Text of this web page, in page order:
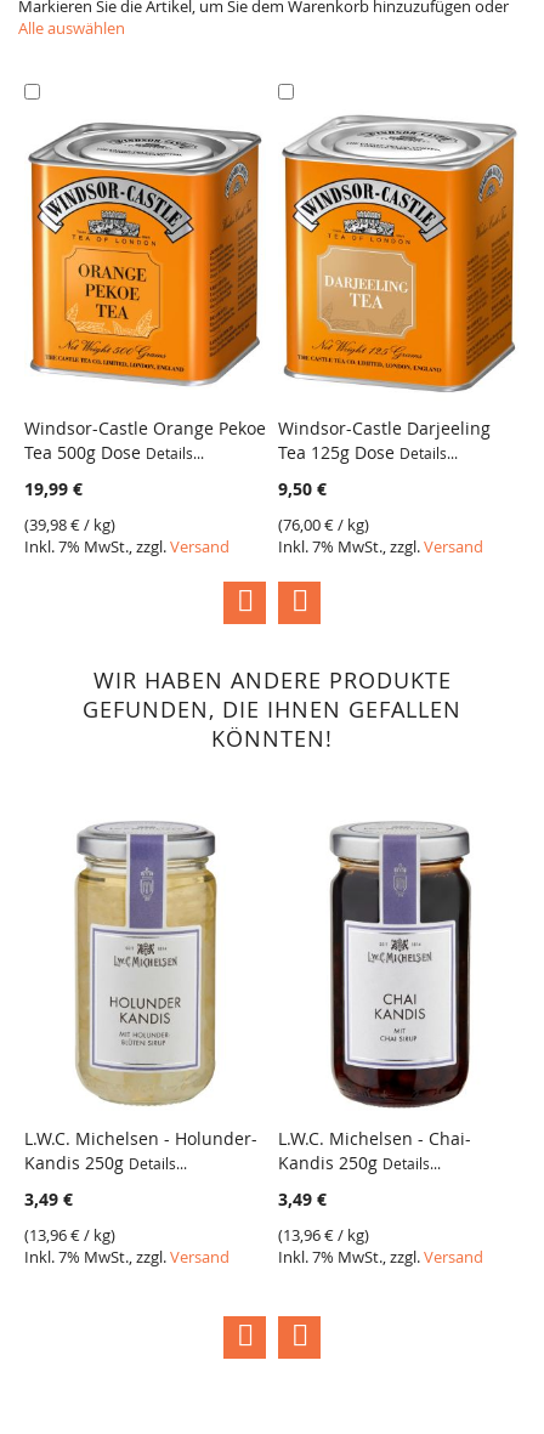
Markieren Sie die Artikel, um Sie dem Warenkorb hinzuzufügen oder
Alle auswählen
Warenkorb
VERGLEICH
Windsor-Castle Orange Pekoe
Tea 500g Dose Details...
19,99 €
(39,98 €/ kg)
Inkl. 7% MwSt., zzgl.Versand
Warenkorb
VERGLEICH
Windsor-Castle Darjeeling
Tea 125g Dose Details...
9,50 €
(76,00 €/ kg)
Inkl. 7% MwSt., zzgl.Versand
WIR HABEN ANDERE PRODUKTE
GEFUNDEN, DIE IHNEN GEFALLEN
KÖNNTEN!
L.W.C. Michelsen - Holunder-
Kandis 250g Details...
3,49 €
(13,96 €/ kg)
Inkl. 7% MwSt., zzgl.Versand
L.W.C. Michelsen - Chai-
Kandis 250g Details...
3,49 €
(13,96 €/ kg)
Inkl. 7% MwSt., zzgl.Versand